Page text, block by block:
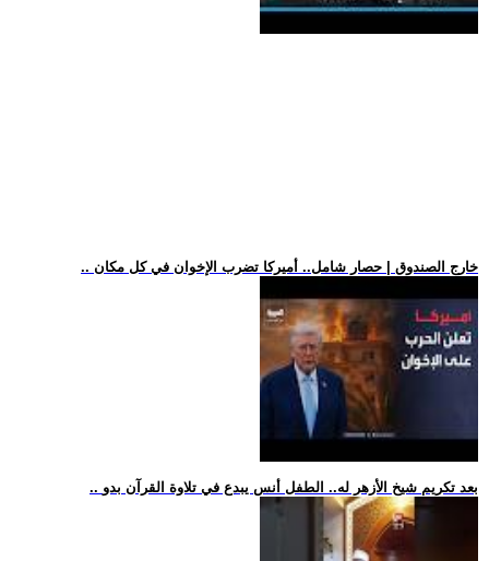
.. خارج الصندوق | حصار شامل.. أميركا تضرب الإخوان في كل مكان
.. بعد تكريم شيخ الأزهر له.. الطفل أنس يبدع في تلاوة القرآن بدو